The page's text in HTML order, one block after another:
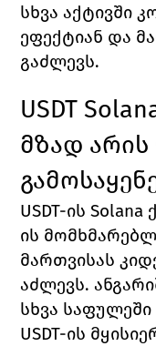
სხვა აქტივში
ეფექტიან და
გაძლევს.
USDT
მზად არის
USDT-ის
ის
მართვისას
აძლევს.
სხვა
USDT-ის